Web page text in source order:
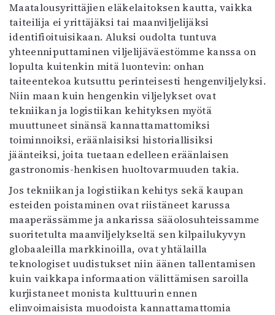
Maatalousyrittäjien eläkelaitoksen kautta, vaikka
taiteilija ei yrittäjäksi tai maanviljelijäksi
identifioituisikaan. Aluksi oudolta tuntuva
yhteenniputtaminen viljelijäväestömme kanssa on
lopulta kuitenkin mitä luontevin: onhan
taiteentekoa kutsuttu perinteisesti hengenviljelyksi.
Niin maan kuin hengenkin viljelykset ovat
tekniikan ja logistiikan kehityksen myötä
muuttuneet sinänsä kannattamattomiksi
toiminnoiksi, eräänlaisiksi historiallisiksi
jäänteiksi, joita tuetaan edelleen eräänlaisen
gastronomis-henkisen huoltovarmuuden takia.
Jos tekniikan ja logistiikan kehitys sekä kaupan
esteiden poistaminen ovat riistäneet karussa
maaperässämme ja ankarissa sääolosuhteissamme
suoritetulta maanviljelykseltä sen kilpailukyvyn
globaaleilla markkinoilla, ovat yhtälailla
teknologiset uudistukset niin äänen tallentamisen
kuin vaikkapa informaation välittämisen saroilla
kurjistaneet monista kulttuurin ennen
elinvoimaisista muodoista kannattamattomia